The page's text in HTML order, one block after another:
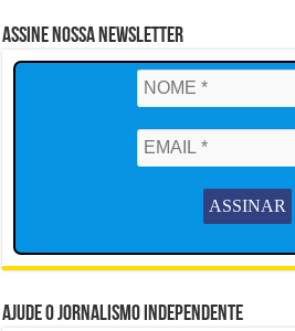
Assine Nossa Newsletter
Ajude o Jornalismo Independente